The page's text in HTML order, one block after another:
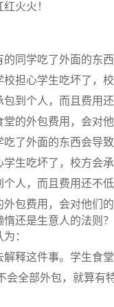
火火！
同学吃了外面的东
担心学生吃坏了，
到个人，而且费用
的外包费用，会对
了外面的东西会导
生吃坏了，校方会
人，而且费用还不
包费用，会对他们
还是生意人的法则？
：
释这件事。学生食
会全部外包，就算有
人都知道，上午*后